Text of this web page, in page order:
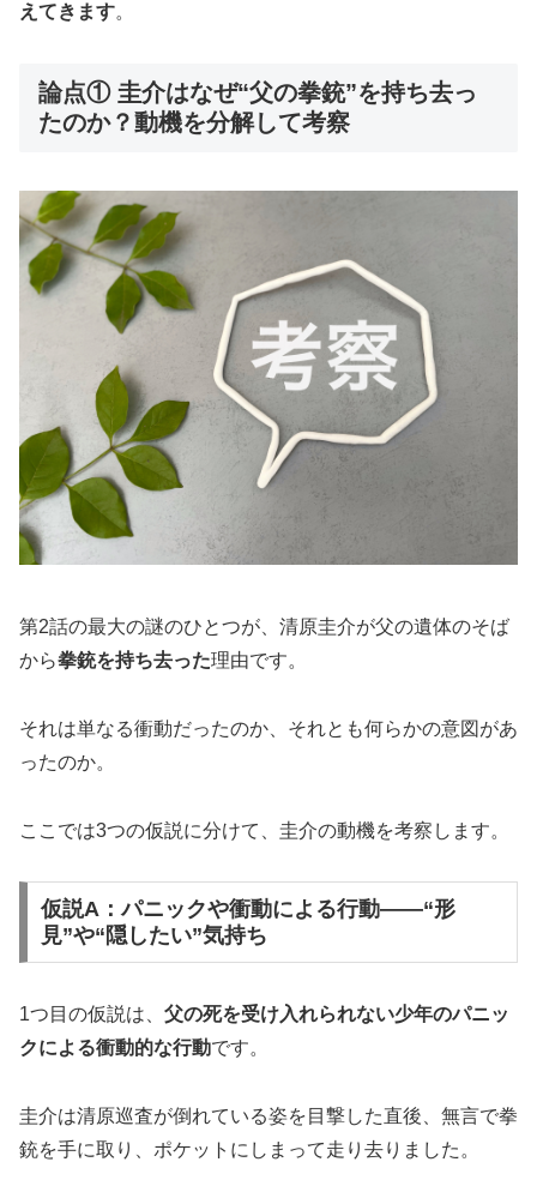
えてきます。
論点① 圭介はなぜ“父の拳銃”を持ち去っ
たのか？動機を分解して考察
第2話の最大の謎のひとつが、清原圭介が父の遺体のそば
から拳銃を持ち去った理由です。
それは単なる衝動だったのか、それとも何らかの意図があ
ったのか。
ここでは3つの仮説に分けて、圭介の動機を考察します。
仮説A：パニックや衝動による行動——“形
見”や“隠したい”気持ち
1つ目の仮説は、 父の死を受け入れられない少年のパニッ
クによる衝動的な行動です。
圭介は清原巡査が倒れている姿を目撃した直後、無言で拳
銃を手に取り、ポケットにしまって走り去りました。